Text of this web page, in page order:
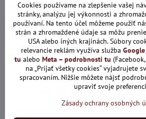
Potrebujete poradiť?
Kontaktujte nás
+421 915 286 729
obchod​@panskaelegancia​.sk
Otváracie hodiny
Pondelok - Piatok
Cookies používame na zlepšenie vašej
stránky, analýzu jej výkonnosti a
používaní. Na tento účel môžeme použiť
strán a zhromaždené údaje sa môžu
USA alebo iných krajinách. Súbory
relevancie reklám využíva služba
tu alebo Meta – podrobnosti tu
na „Prijať všetky cookies“ vyjadrujete
spracovaním. Nižšie môžete nájsť
upraviť svoje
Zásady ochrany osobných